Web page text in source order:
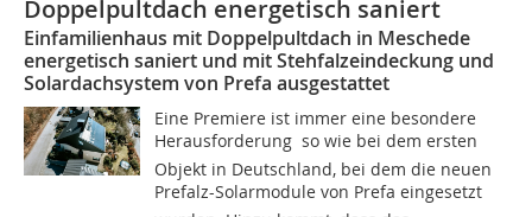
Doppelpultdach energetisch saniert
Einfamilienhaus mit Doppelpultdach in Meschede
energetisch saniert und mit Stehfalzeindeckung und
Solardachsystem von Prefa ausgestattet
Eine Premiere ist immer eine besondere
Herausforderung  so wie bei dem ersten
Objekt in Deutschland, bei dem die neuen
Prefalz-Solarmodule von Prefa eingesetzt